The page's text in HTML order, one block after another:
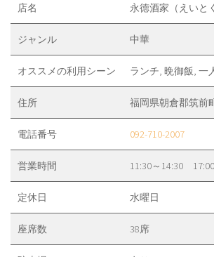
店名 永徳酒家（えいと
ジャンル 中華
オススメの利用シーン ランチ, 晩御飯, 一
住所 福岡県朝倉郡筑前
電話番号 092-710-2007
営業時間 11:30～14:30
定休日 水曜日
座席数 38席